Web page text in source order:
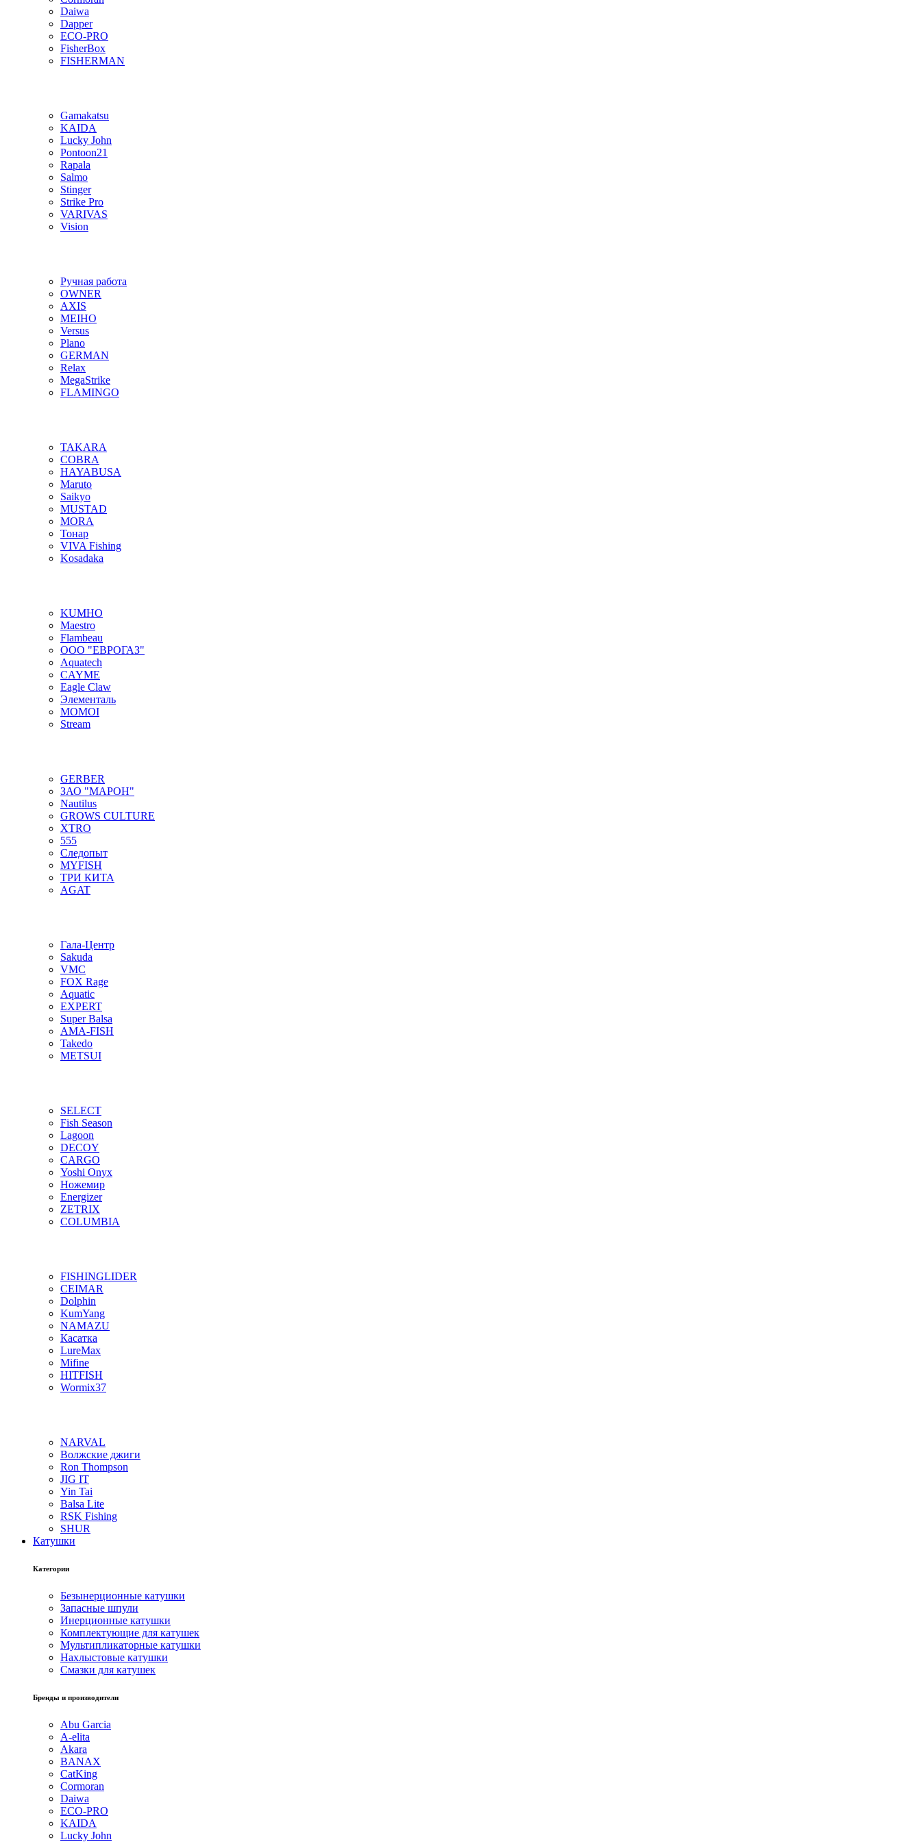
Daiwa
Dapper
ECO-PRO
FisherBox
FISHERMAN
Gamakatsu
KAIDA
Lucky John
Pontoon21
Rapala
Salmo
Stinger
Strike Pro
VARIVAS
Vision
Ручная работа
OWNER
AXIS
MEIHO
Versus
Plano
GERMAN
Relax
MegaStrike
FLAMINGO
TAKARA
COBRA
HAYABUSA
Maruto
Saikyo
MUSTAD
MORA
Тонар
VIVA Fishing
Kosadaka
KUMHO
Maestro
Flambeau
ООО "ЕВРОГАЗ"
Aquatech
CAYME
Eagle Claw
Элементаль
MOMOI
Stream
GERBER
ЗАО "МАРОН"
Nautilus
GROWS CULTURE
XTRO
555
Следопыт
MYFISH
ТРИ КИТА
AGAT
Гала-Центр
Sakuda
VMC
FOX Rage
Aquatic
EXPERT
Super Balsa
AMA-FISH
Takedo
METSUI
SELECT
Fish Season
Lagoon
DECOY
CARGO
Yoshi Onyx
Ножемир
Energizer
ZETRIX
COLUMBIA
FISHINGLIDER
CEIMAR
Dolphin
KumYang
NAMAZU
Касатка
LureMax
Mifine
HITFISH
Wormix37
NARVAL
Волжские джиги
Ron Thompson
JIG IT
Yin Tai
Balsa Lite
RSK Fishing
SHUR
Катушки
Категории
Безынерционные катушки
Запасные шпули
Инерционные катушки
Комплектующие для катушек
Мультипликаторные катушки
Нахлыстовые катушки
Смазки для катушек
Бренды и производители
Abu Garcia
A-elita
Akara
BANAX
CatKing
Cormoran
Daiwa
ECO-PRO
KAIDA
Lucky John